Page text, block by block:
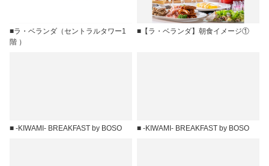
■ラ・ベランダ（セントラルタワー1
階 ）
■【ラ・ベランダ】朝食イメージ①
■ -KIWAMI- BREAKFAST by BOSO ■ -KIWAMI- BREAKFAST by BOSO